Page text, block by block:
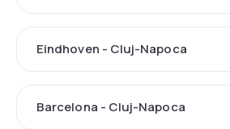
Eindhoven - Cluj-Napoca
Barcelona - Cluj-Napoca